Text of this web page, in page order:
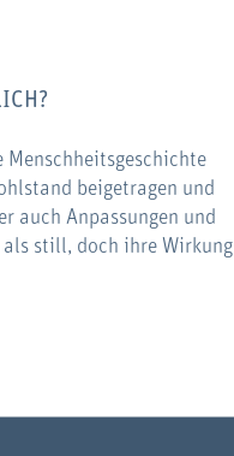
Menschheitsgeschichte
beigetragen und
auch Anpassungen und
still, doch ihre Wirkung